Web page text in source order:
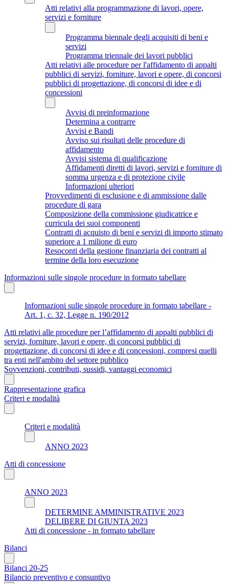
Atti relativi alla programmazione di lavori, opere,
servizi e forniture
Programma biennale degli acquisiti di beni e
servizi
Programma triennale dei lavori pubblici
Atti relativi alle procedure per l'affidamento di appalti
pubblici di servizi, forniture, lavori e opere, di concorsi
pubblici di progettazione, di concorsi di idee e di
concessioni
Avvisi di preinformazione
Determina a contrarre
Avvisi e Bandi
Avviso sui risultati delle procedure di
affidamento
Avvisi sistema di qualificazione
Affidamenti diretti di lavori, servizi e forniture di
somma urgenza e di protezione civile
Informazioni ulteriori
Provvedimenti di esclusione e di ammissione dalle
procedure di gara
Composizione della commissione giudicatrice e
curricula dei suoi componenti
Contratti di acquisto di beni e servizi di importo stimato
superiore a 1 milione di euro
Resoconti della gestione finanziaria dei contratti al
termine della loro esecuzione
Informazioni sulle singole procedure in formato tabellare
Informazioni sulle singole procedure in formato tabellare -
Art. 1, c. 32, Legge n. 190/2012
Atti relativi alle procedure per l’affidamento di appalti pubblici di
servizi, forniture, lavori e opere, di concorsi pubblici di
progettazione, di concorsi di idee e di concessioni, compresi quelli
tra enti nell'ambito del settore pubblico
Sovvenzioni, contributi, sussidi, vantaggi economici
Rappresentazione grafica
Criteri e modalità
Criteri e modalità
ANNO 2023
Atti di concessione
ANNO 2023
DETERMINE AMMINISTRATIVE 2023
DELIBERE DI GIUNTA 2023
Atti di concessione - in formato tabellare
Bilanci
Bilanci 20-25
Bilancio preventivo e consuntivo